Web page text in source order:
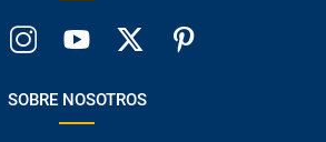
SOBRE NOSOTROS